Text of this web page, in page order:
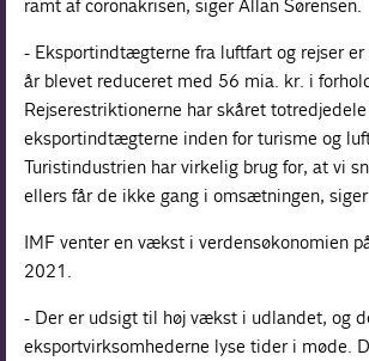
ramt af coronakrisen, siger Allan Sørensen.
- Eksportindtægterne fra luftfart og rejser er
år blevet reduceret med 56 mia. kr. i
Rejserestriktionerne har skåret
eksportindtægterne inden for turisme og
Turistindustrien har virkelig brug for, at vi
ellers får de ikke gang i omsætningen, siger
IMF venter en vækst i verdensøkonomien
2021.
- Der er udsigt til høj vækst i udlandet, og
eksportvirksomhederne lyse tider i møde.